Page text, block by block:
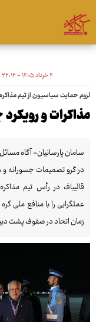
۴ خرداد ۱۴۰۵ - ۲۲:۱۲
لزوم حمایت سیاسیون از تیم
مذاکرات و
سامان پارسانیان- آگاه
در گرو تصمیمات جسورانه
قالیباف در رأس تیم
عملگرایی را با منافع ملی
زمان اتحاد در صفوف پشت